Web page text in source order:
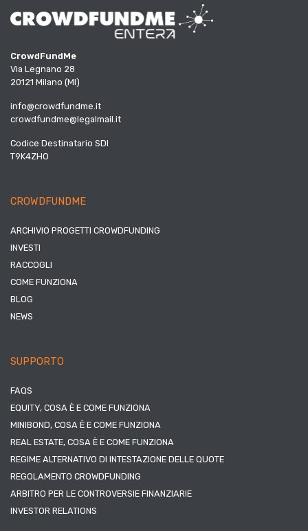
CrowdFundMe
Via Legnano 28
20121 Milano (MI)
info@crowdfundme.it
crowdfundme@legalmail.it
Codice Destinatario SDI
T9K4ZHO
CROWDFUNDME
ARCHIVIO PROGETTI CROWDFUNDING
INVESTI
RACCOGLI
COME FUNZIONA
BLOG
NEWS
SUPPORTO
FAQS
EQUITY, COSA È E COME FUNZIONA
MINIBOND, COSA È E COME FUNZIONA
REAL ESTATE, COSA È E COME FUNZIONA
REGIME ALTERNATIVO DI INTESTAZIONE DELLE QUOTE
REGOLAMENTO CROWDFUNDING
ARBITRO PER LE CONTROVERSIE FINANZIARIE
INVESTOR RELATIONS